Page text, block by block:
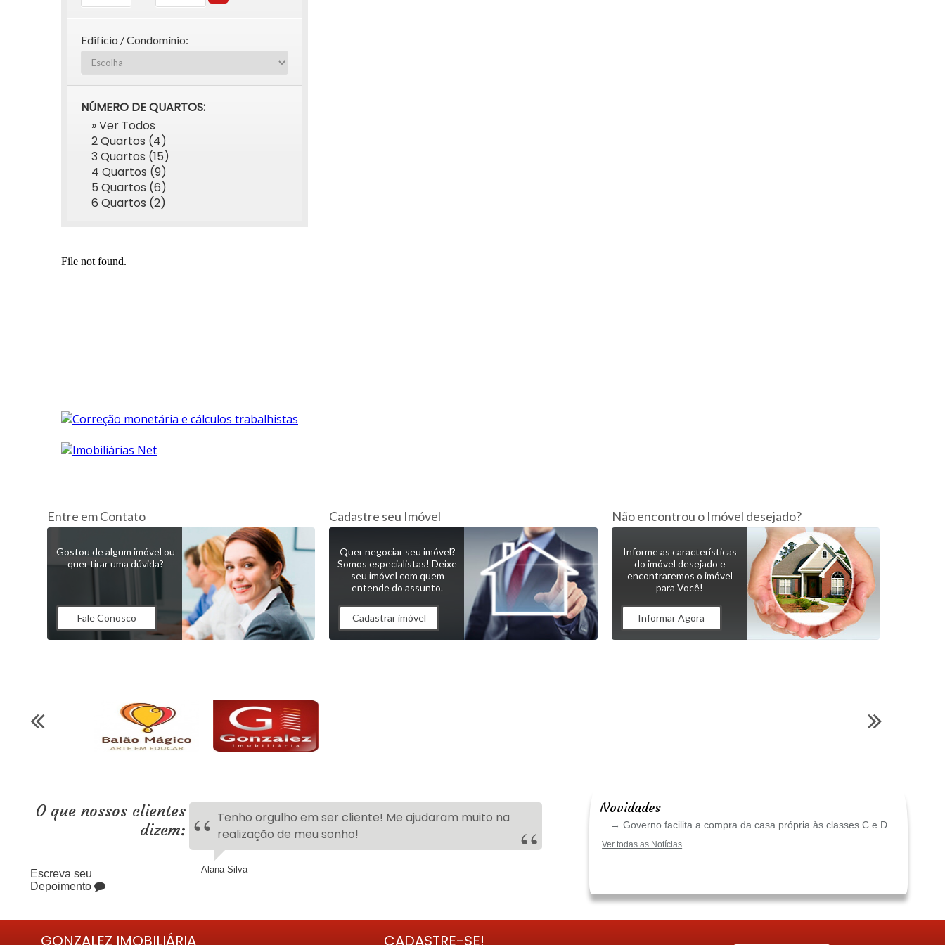
Edifício / Condomínio:
NÚMERO DE QUARTOS:
» Ver Todos
2 Quartos (4)
3 Quartos (15)
4 Quartos (9)
5 Quartos (6)
6 Quartos (2)
Entre em Contato
Gostou de algum imóvel ou
quer tirar uma dúvida?
Fale Conosco
Cadastre seu Imóvel
Quer negociar seu imóvel?
Somos especialistas! Deixe
seu imóvel com quem
entende do assunto.
Cadastrar imóvel
Não encontrou o Imóvel desejado?
Informe as características
do imóvel desejado e
encontraremos o imóvel
para Você!
Informar Agora
O que nossos clientes
dizem:
Escreva seu
Depoimento
Tenho orgulho em ser cliente! Me ajudaram muito na
realização de meu sonho!
Alana Silva
Novidades
→ Governo facilita a compra da casa própria às classes C e D
Ver todas as Notícias
GONZALEZ IMOBILIÁRIA CADASTRE-SE!